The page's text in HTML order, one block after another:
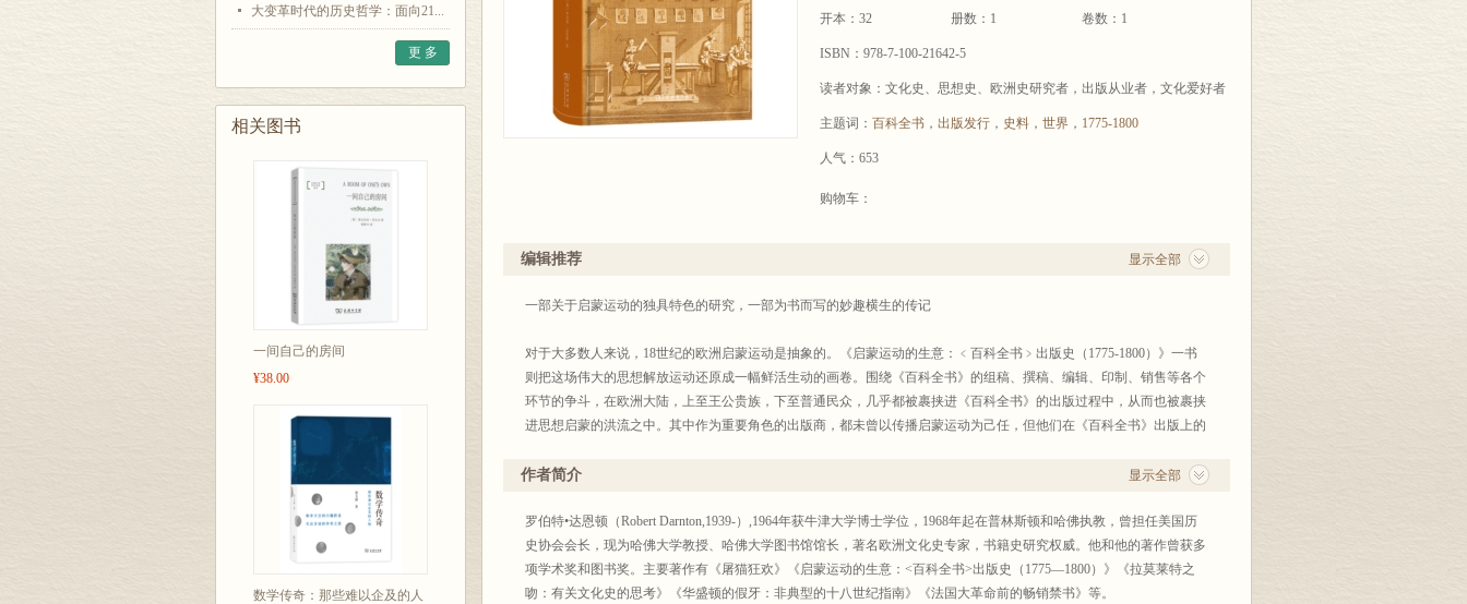
大变革时代的历史哲学：面向21...
更 多
相关图书
一间自己的房间
¥38.00
数学传奇：那些难以企及的人
开本：32 册数：1 卷数：1
ISBN：978-7-100-21642-5
读者对象：文化史、思想史、欧洲史研究者，出版从业者，文化爱好者
主题词： 百科全书 ， 出版发行 ， 史料 ， 世界 ， 1775-1800
人气：653
购物车：
显示全部
编辑推荐
一部关于启蒙运动的独具特色的研究，一部为书而写的妙趣横生的传记
对于大多数人来说，18世纪的欧洲启蒙运动是抽象的。《启蒙运动的生意：﹤百科全书﹥出版史（1775-1800）》一书
则把这场伟大的思想解放运动还原成一幅鲜活生动的画卷。围绕《百科全书》的组稿、撰稿、编辑、印制、销售等各个
环节的争斗，在欧洲大陆，上至王公贵族，下至普通民众，几乎都被裹挟进《百科全书》的出版过程中，从而也被裹挟
进思想启蒙的洪流之中。其中作为重要角色的出版商，都未曾以传播启蒙运动为己任，但他们在《百科全书》出版上的
推动了启蒙时代。本书不仅对于启蒙运动的研究者颇有启发，对于今天的出版从业者也有不少值得借鉴的经验和教训。
显示全部
作者简介
罗伯特•达恩顿（Robert Darnton,1939-）,1964年获牛津大学博士学位，1968年起在普林斯顿和哈佛执教，曾担任美国历
史协会会长，现为哈佛大学教授、哈佛大学图书馆馆长，著名欧洲文化史专家，书籍史研究权威。他和他的著作曾获多
项学术奖和图书奖。主要著作有《屠猫狂欢》《启蒙运动的生意：<百科全书>出版史（1775—1800）》《拉莫莱特之
吻：有关文化史的思考》《华盛顿的假牙：非典型的十八世纪指南》《法国大革命前的畅销禁书》等。